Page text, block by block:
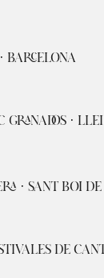
BARCELONA
GRANADOS ·
· SANT BOI DE
DE